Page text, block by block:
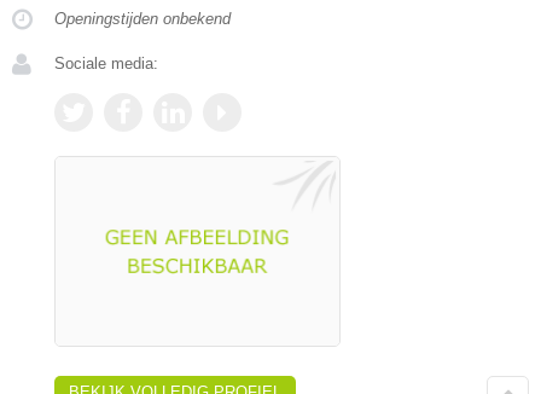
Openingstijden onbekend
Sociale media: